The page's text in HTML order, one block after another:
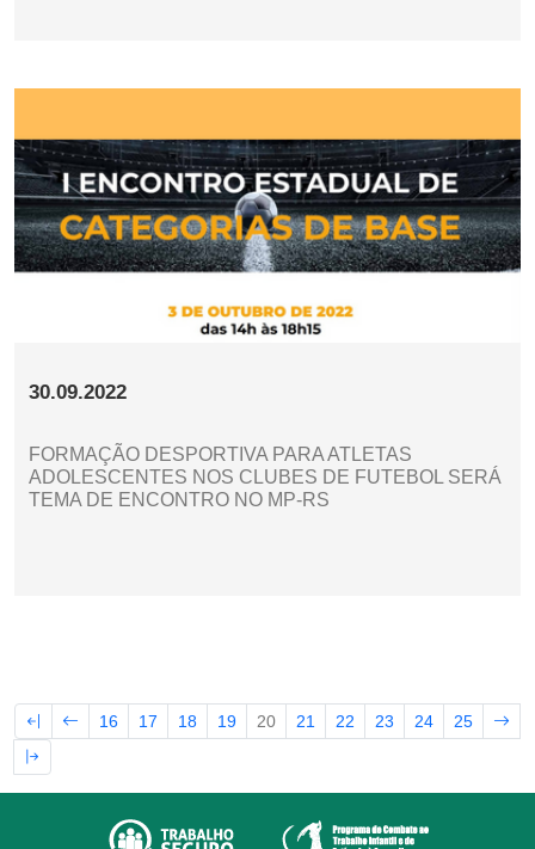
30.09.2022
FORMAÇÃO DESPORTIVA PARA ATLETAS
ADOLESCENTES NOS CLUBES DE FUTEBOL SERÁ
TEMA DE ENCONTRO NO MP-RS
16 17 18 19 20 21 22 23 24 25